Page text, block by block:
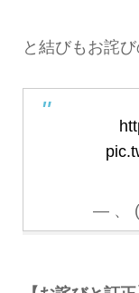
と結びもお詫
— 、